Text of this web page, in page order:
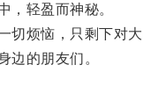
轻盈而神秘。
烦恼，只剩下对大
的朋友们。